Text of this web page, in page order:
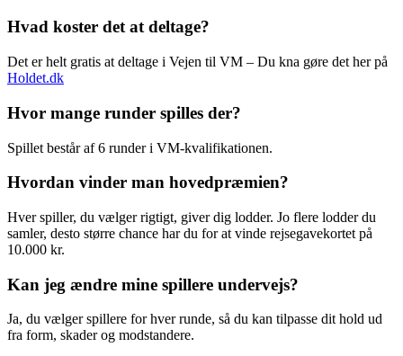
Hvad koster det at deltage?
Det er helt gratis at deltage i Vejen til VM – Du kna gøre det her på
Holdet.dk
Hvor mange runder spilles der?
Spillet består af 6 runder i VM-kvalifikationen.
Hvordan vinder man hovedpræmien?
Hver spiller, du vælger rigtigt, giver dig lodder. Jo flere lodder du
samler, desto større chance har du for at vinde rejsegavekortet på
10.000 kr.
Kan jeg ændre mine spillere undervejs?
Ja, du vælger spillere for hver runde, så du kan tilpasse dit hold ud
fra form, skader og modstandere.